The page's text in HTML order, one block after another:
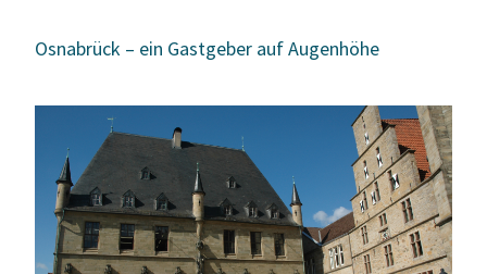
Osnabrück – ein Gastgeber auf Augenhöhe